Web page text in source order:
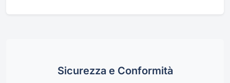
Sicurezza e Conformità